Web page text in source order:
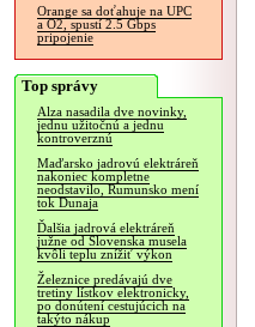
Orange sa doťahuje na UPC
a O2, spustí 2.5 Gbps
pripojenie
Top správy
Alza nasadila dve novinky,
jednu užitočnú a jednu
kontroverznú
Maďarsko jadrovú elektráreň
nakoniec kompletne
neodstavilo, Rumunsko mení
tok Dunaja
Ďalšia jadrová elektráreň
južne od Slovenska musela
kvôli teplu znížiť výkon
Železnice predávajú dve
tretiny lístkov elektronicky,
po donútení cestujúcich na
takýto nákup